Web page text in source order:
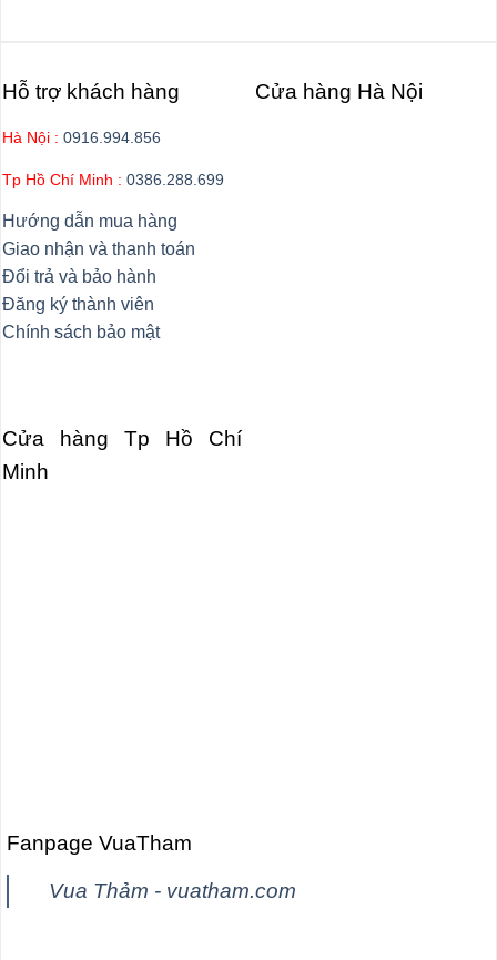
Hỗ trợ khách hàng
Hà Nội : 0916.994.856
Tp Hồ Chí Minh : 0386.288.699
Hướng dẫn mua hàng
Giao nhận và thanh toán
Đổi trả và bảo hành
Đăng ký thành viên
Chính sách bảo mật
Cửa hàng Hà Nội
Cửa hàng Tp Hồ Chí
Minh
Fanpage VuaTham
Vua Thảm - vuatham.com